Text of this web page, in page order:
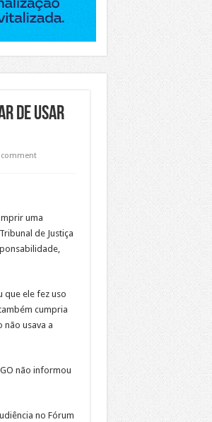
de usar
comment
uma
de Justiça
que ele fez uso
cumpria
usava a
não informou
no Fórum